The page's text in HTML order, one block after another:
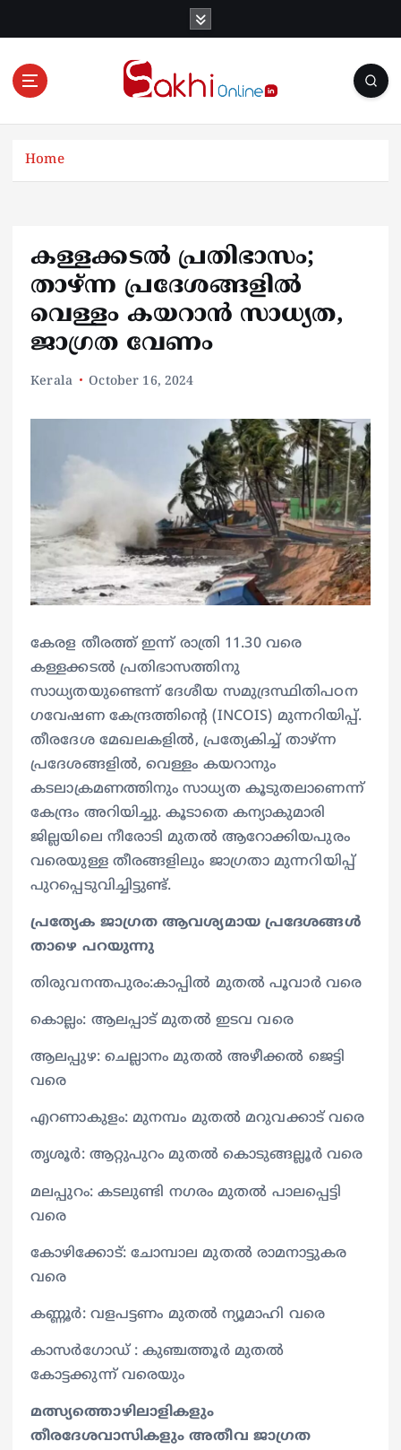
Online News Portal
Home
കള്ളക്കടൽ പ്രതിഭാസം;
താഴ്ന്ന പ്രദേശങ്ങളിൽ
വെള്ളം കയറാൻ സാധ്യത,
ജാഗ്രത വേണം
Kerala October 16, 2024
കേരള തീരത്ത് ഇന്ന് രാത്രി 11.30 വരെ
കള്ളക്കടൽ പ്രതിഭാസത്തിനു
സാധ്യതയുണ്ടെന്ന് ദേശീയ സമുദ്രസ്ഥിതിപഠന
ഗവേഷണ കേന്ദ്രത്തിന്റെ (INCOIS) മുന്നറിയിപ്പ്.
തീരദേശ മേഖലകളിൽ, പ്രത്യേകിച്ച് താഴ്ന്ന
പ്രദേശങ്ങളിൽ, വെള്ളം കയറാനും
കടലാക്രമണത്തിനും സാധ്യത കൂടുതലാണെന്ന്
കേന്ദ്രം അറിയിച്ചു. കൂടാതെ കന്യാകുമാരി
ജില്ലയിലെ നീരോടി മുതൽ ആറോക്കിയപുരം
വരെയുള്ള തീരങ്ങളിലും ജാഗ്രതാ മുന്നറിയിപ്പ്
പുറപ്പെടുവിച്ചിട്ടുണ്ട്.
പ്രത്യേക ജാഗ്രത ആവശ്യമായ പ്രദേശങ്ങൾ
താഴെ പറയുന്നു
തിരുവനന്തപുരം:കാപ്പിൽ മുതൽ പൂവാർ വരെ
കൊല്ലം: ആലപ്പാട് മുതൽ ഇടവ വരെ
ആലപ്പുഴ: ചെല്ലാനം മുതൽ അഴീക്കൽ ജെട്ടി
വരെ
എറണാകുളം: മുനമ്പം മുതൽ മറുവക്കാട് വരെ
തൃശൂർ: ആറ്റുപുറം മുതൽ കൊടുങ്ങല്ലൂർ വരെ
മലപ്പുറം: കടലുണ്ടി നഗരം മുതൽ പാലപ്പെട്ടി
വരെ
കോഴിക്കോട്: ചോമ്പാല മുതൽ രാമനാട്ടുകര
വരെ
കണ്ണൂർ: വളപട്ടണം മുതൽ ന്യൂമാഹി വരെ
കാസർഗോഡ് : കുഞ്ചത്തൂർ മുതൽ
കോട്ടക്കുന്ന് വരെയും
മത്സ്യത്തൊഴിലാളികളും
തീരദേശവാസികളും അതീവ ജാഗ്രത